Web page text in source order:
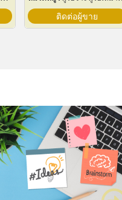
ติดต่อผู้ขาย